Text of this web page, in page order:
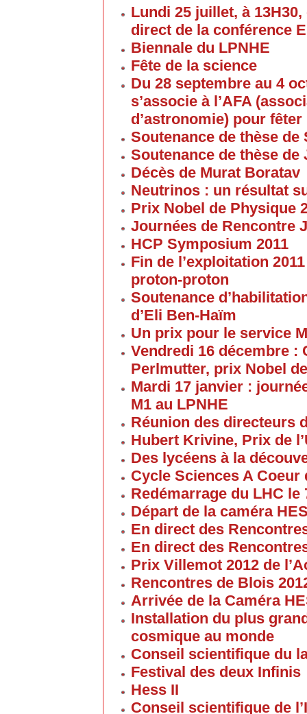
Lundi 25 juillet, à
direct de la conférence
Biennale du LPNHE
Fête de la science
Du 28 septembre au 4
s’associe à l’AFA
d’astronomie) pour fêter
Soutenance de thèse
Soutenance de thèse
Décès de Murat Boratav
Neutrinos : un résultat
Prix Nobel de Physique
Journées de Rencontre
HCP Symposium 2011
Fin de l’exploitation
proton-proton
Soutenance
d’Eli Ben-Haïm
Un prix pour le service
Vendredi 16 décembre :
Perlmutter, prix Nobel
Mardi 17 janvier :
M1 au LPNHE
Réunion des directeurs
Hubert Krivine, Prix de
Des lycéens à la
Cycle Sciences A Coeur
Redémarrage du LHC le
Départ de la caméra
En direct des
En direct des
Prix Villemot 2012 de
Rencontres de Blois
Arrivée de la Caméra
Installation du plus
cosmique au monde
Conseil scientifique du
Festival des deux Infinis
Hess II
Conseil scientifique de